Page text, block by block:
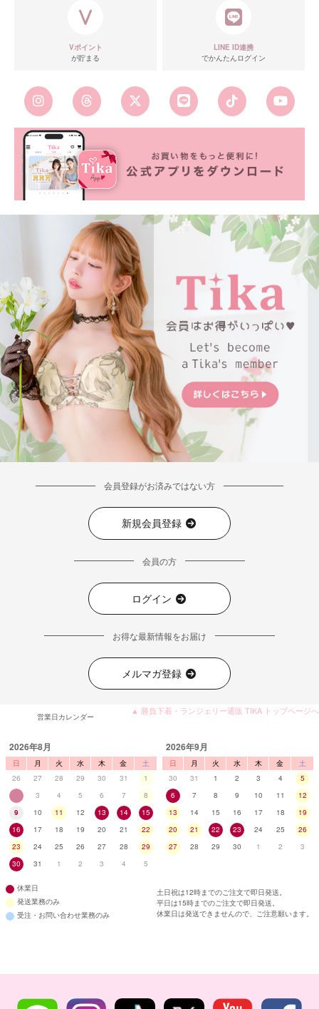
Vポイント
が貯まる
LINE ID連携
でかんたんログイン
会員登録がお済みではない方
新規会員登録
会員の方
ログイン
お得な最新情報をお届け
メルマガ登録
▲ 勝負下着・ランジェリー通販 TIKA トップページへ
営業日カレンダー
2026年8月
日 月 火 水 木 金
土
26
27 28 29 30 31
1
2
3 4 5 6 7
8
9
10 11 12 13 14
15
16
17 18 19 20 21
22
23
24 25 26 27 28
29
30
31 1 2 3 4 5
2026年9月
日 月 火 水 木 金
土
30
31 1 2 3 4
5
6
7 8 9 10 11
12
13
14 15 16 17 18
19
20
21 22 23 24 25
26
27
28 29 30 1 2 3
休業日
発送業務のみ
受注・お問い合わせ業務のみ
土日祝は12時までのご注文で即日発送。
平日は15時までのご注文で即日発送。
休業日は発送できませんので、ご注意願います。